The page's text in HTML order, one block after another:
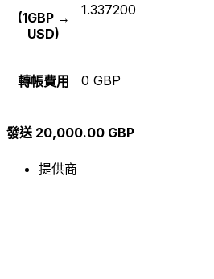
(1GBP →
USD)
1.337200
轉帳費用 0 GBP
發送 20,000.00 GBP
提供商